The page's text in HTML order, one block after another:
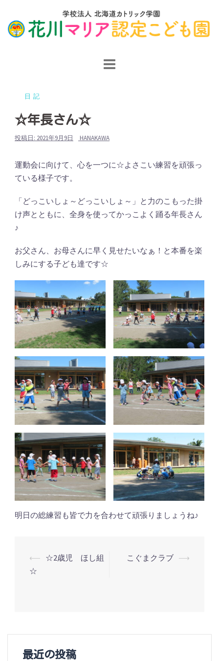
日記
☆年長さん☆
投稿日: 2021年9月9日 HANAKAWA
運動会に向けて、心を一つに☆よさこい練習を頑張っ
ている様子です。
「どっこいしょ～どっこいしょ～」と力のこもった掛
け声とともに、全身を使ってかっこよく踊る年長さん
♪
お父さん、お母さんに早く見せたいなぁ！と本番を楽
しみにする子ども達です☆
明日の総練習も皆で力を合わせて頑張りましょうね♪
投
稿
ー
⟵ ☆2歳児 ほし組
☆
こぐまクラブ ⟶
最近の投稿